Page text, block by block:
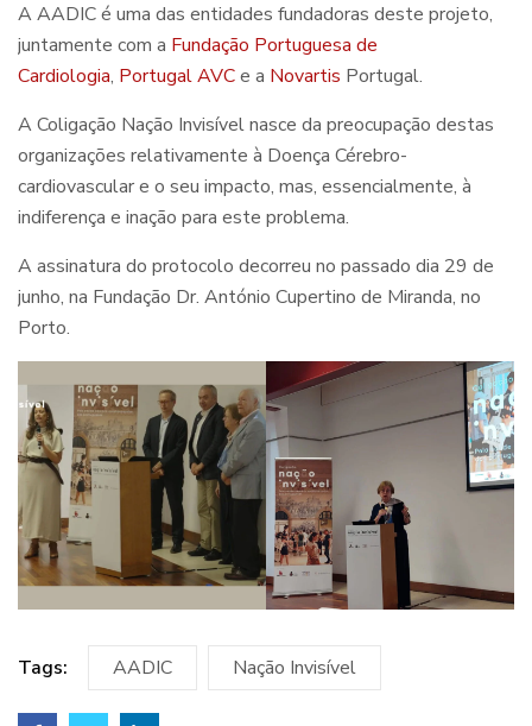
A AADIC é uma das entidades fundadoras deste projeto,
juntamente com a Fundação Portuguesa de
Cardiologia, Portugal AVCe a Novartis Portugal.
A Coligação Nação Invisível nasce da preocupação destas
organizações relativamente à Doença Cérebro-
cardiovascular e o seu impacto, mas, essencialmente, à
indiferença e inação para este problema.
A assinatura do protocolo decorreu no passado dia 29 de
junho, na Fundação Dr. António Cupertino de Miranda, no
Porto.
Tags: AADIC Nação Invisível